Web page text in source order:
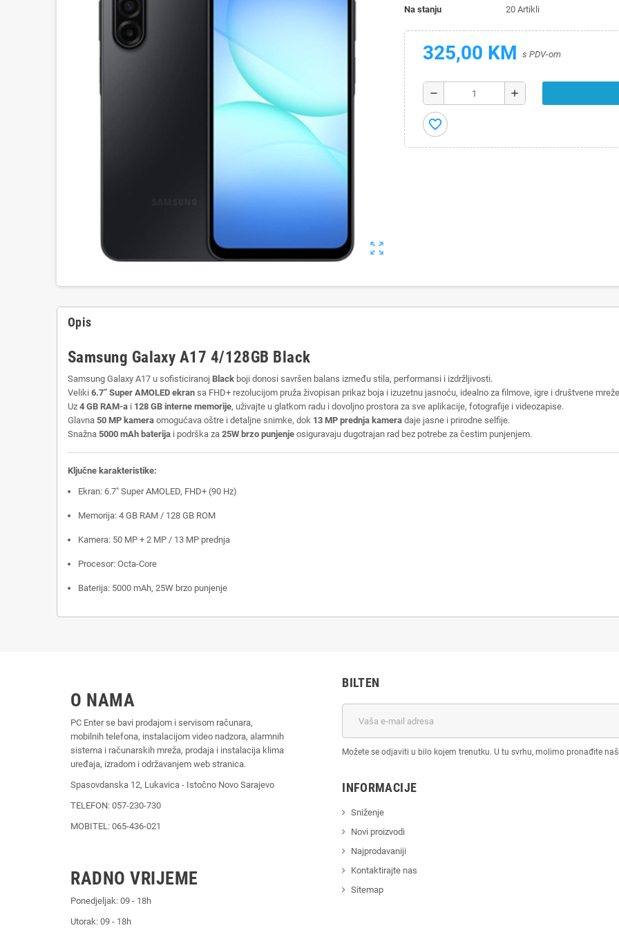
zoom_out_map
Na stanju
20 Artikli
325,00 KM s PDV-om
remove add
favorite_border
Opis
Samsung Galaxy A17 4/128GB Black
Samsung Galaxy A17 u sofisticiranoj Black boji donosi savršen balans između stila, performansi i izdržljivosti.
Veliki 6.7” Super AMOLED ekran sa FHD+ rezolucijom pruža živopisan prikaz boja i izuzetnu jasnoću, idealno za filmove, igre i društvene
Uz 4 GB RAM-a i 128 GB interne memorije, uživajte u glatkom radu i dovoljno prostora za sve aplikacije, fotografije i videozapise.
Glavna 50 MP kamera omogućava oštre i detaljne snimke, dok 13 MP prednja kamera daje jasne i prirodne selfije.
Snažna 5000 mAh baterija i podrška za 25W brzo punjenje osiguravaju dugotrajan rad bez potrebe za čestim punjenjem.
Ključne karakteristike:
Ekran: 6.7" Super AMOLED, FHD+ (90 Hz)
Memorija: 4 GB RAM / 128 GB ROM
Kamera: 50 MP + 2 MP / 13 MP prednja
Procesor: Octa-Core
Baterija: 5000 mAh, 25W brzo punjenje
O NAMA
PC Enter se bavi prodajom i servisom računara,
mobilnih telefona, instalacijom video nadzora, alarmnih
sistema i računarskih mreža, prodaja i instalacija klima
uređaja, izradom i održavanjem web stranica.
Spasovdanska 12, Lukavica - Istočno Novo Sarajevo
TELEFON: 057-230-730
MOBITEL: 065-436-021
RADNO VRIJEME
Ponedjeljak: 09 - 18h
Utorak: 09 - 18h
BILTEN
Možete se odjaviti u bilo kojem trenutku. U tu svrhu, molimo pronađite
INFORMACIJE
Sniženje
Novi proizvodi
Najprodavaniji
Kontaktirajte nas
Sitemap